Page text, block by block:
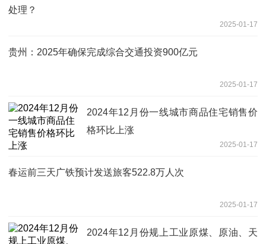
处理？
2025-01-17
贵州：2025年确保完成综合交通投资900亿元
2025-01-17
2024年12月份一线城市商品住宅销售价
格环比上涨
2025-01-17
春运前三天广铁预计发送旅客522.8万人次
2025-01-17
2024年12月份规上工业原煤、原油、天